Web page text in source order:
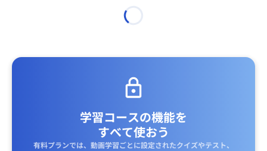
学習コースの機能を
すべて使おう
有料プランでは、動画学習ごとに設定されたクイズやテスト、